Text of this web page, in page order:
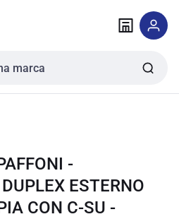
-
ESTERNO
CON C-SU -